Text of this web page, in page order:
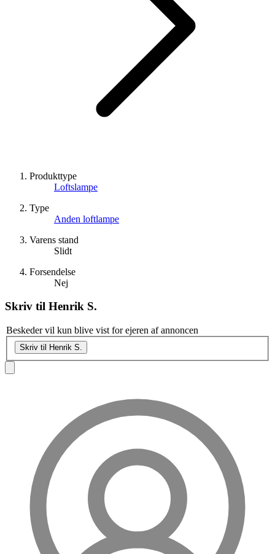
Produkttype
Loftslampe
Type
Anden loftlampe
Varens stand
Slidt
Forsendelse
Nej
Skriv til Henrik S.
Beskeder vil kun blive vist for ejeren af annoncen
Skriv til Henrik S.